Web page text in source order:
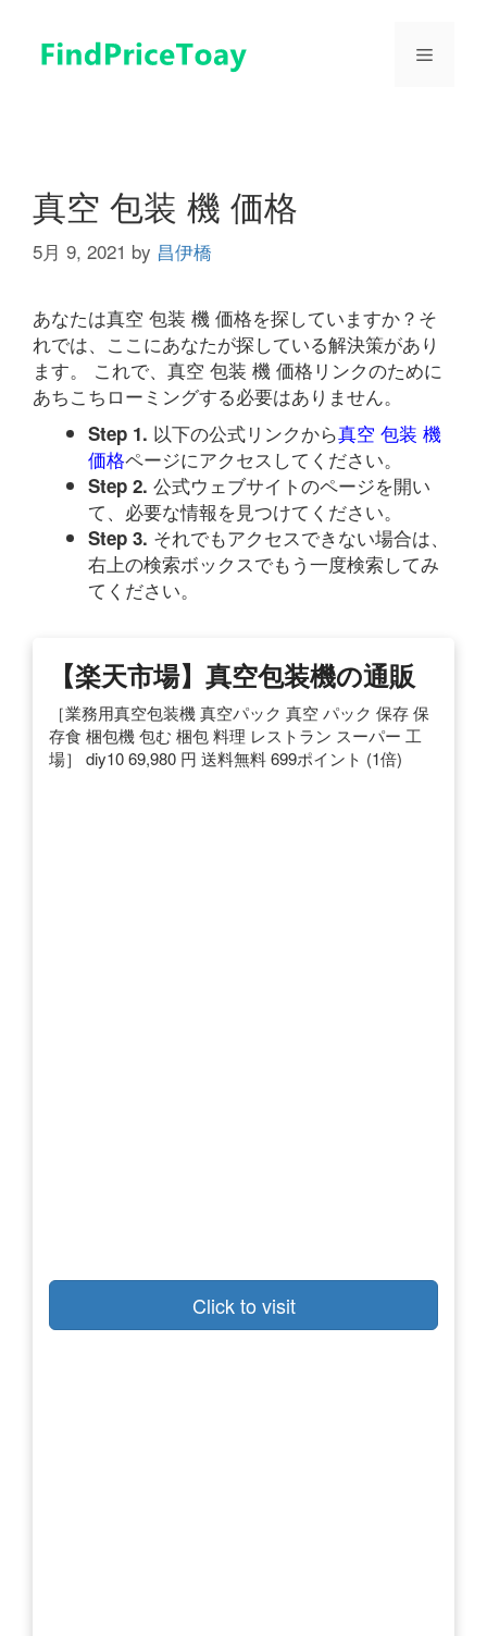
メ
真空 包装 機 価格
5月 9, 2021 by 昌伊橋
あなたは真空 包装 機 価格を探していますか？そ
れでは、ここにあなたが探している解決策があり
ます。 これで、真空 包装 機 価格リンクのために
あちこちローミングする必要はありません。
Step 1. 以下の公式リンクから真空 包装 機
価格ページにアクセスしてください。
Step 2. 公式ウェブサイトのページを開い
て、必要な情報を見つけてください。
Step 3. それでもアクセスできない場合は、
右上の検索ボックスでもう一度検索してみ
てください。
【楽天市場】真空包装機の通販
［業務用真空包装機 真空パック 真空 パック 保存 保
存食 梱包機 包む 梱包 料理 レストラン スーパー 工
場］ diy10 69,980 円 送料無料 699ポイント (1倍)
Click to visit